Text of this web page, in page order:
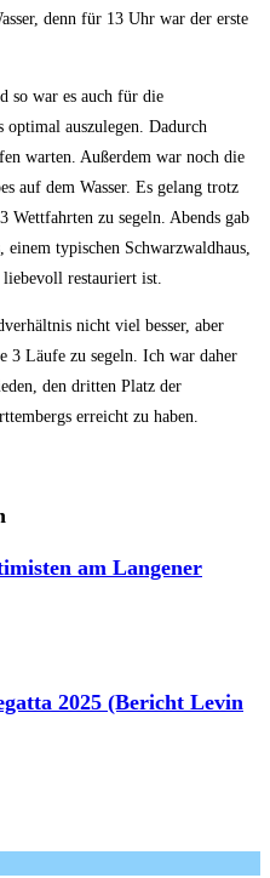
denn für 13 Uhr war der erste
so war es auch für die
auszulegen. Dadurch
warten. Außerdem war noch die
auf dem Wasser. Es gelang trotz
Wettfahrten zu segeln. Abends gab
einem typischen Schwarzwaldhaus,
restauriert ist.
nicht viel besser, aber
3 Läufe zu segeln. Ich war daher
den dritten Platz der
erreicht zu haben.
am Langener
2025 (Bericht Levin